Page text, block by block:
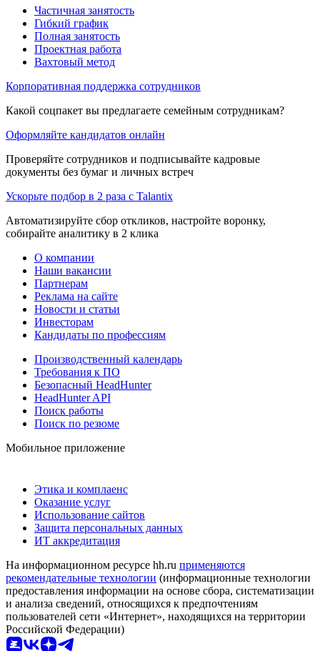
Частичная занятость
Гибкий график
Полная занятость
Проектная работа
Вахтовый метод
Корпоративная поддержка сотрудников
Какой соцпакет вы предлагаете семейным сотрудникам?
Оформляйте кандидатов онлайн
Проверяйте сотрудников и подписывайте кадровые
документы без бумаг и личных встреч
Ускорьте подбор в 2 раза с Talantix
Автоматизируйте сбор откликов, настройте воронку,
собирайте аналитику в 2 клика
О компании
Наши вакансии
Партнерам
Реклама на сайте
Новости и статьи
Инвесторам
Кандидаты по профессиям
Производственный календарь
Требования к ПО
Безопасный HeadHunter
HeadHunter API
Поиск работы
Поиск по резюме
Мобильное приложение
Этика и комплаенс
Оказание услуг
Использование сайтов
Защита персональных данных
ИТ аккредитация
На информационном ресурсе hh.ru применяются
рекомендательные технологии (информационные технологии
предоставления информации на основе сбора, систематизации
и анализа сведений, относящихся к предпочтениям
пользователей сети «Интернет», находящихся на территории
Российской Федерации)